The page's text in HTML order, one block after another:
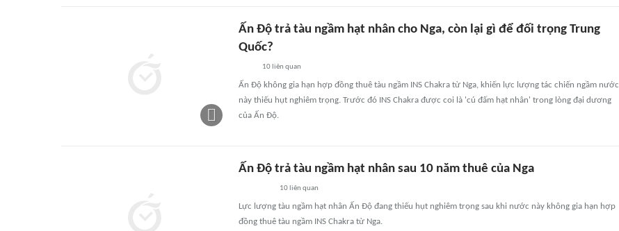
Ấn Độ trả tàu ngầm hạt nhân cho Nga, còn lại gì để đối trọng Trung
Quốc?
10liên quan
Ấn Độ không gia hạn hợp đồng thuê tàu ngầm INS Chakra từ Nga, khiến lực lượng tác chiến ngầm nước
này thiếu hụt nghiêm trọng. Trước đó INS Chakra được coi là 'cú đấm hạt nhân' trong lòng đại dương
của Ấn Độ.
Ấn Độ trả tàu ngầm hạt nhân sau 10 năm thuê của Nga
10liên quan
Lực lượng tàu ngầm hạt nhân Ấn Độ đang thiếu hụt nghiêm trọng sau khi nước này không gia hạn hợp
đồng thuê tàu ngầm INS Chakra từ Nga.